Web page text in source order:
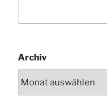
Archiv